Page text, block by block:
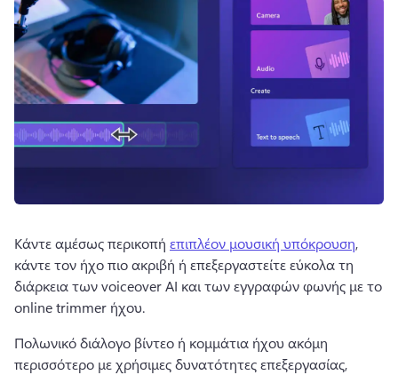
Κάντε αμέσως περικοπή επιπλέον μουσική υπόκρουση,
κάντε τον ήχο πιο ακριβή ή επεξεργαστείτε εύκολα τη
διάρκεια των voiceover AI και των εγγραφών φωνής με το
online trimmer ήχου.
Πολωνικό διάλογο βίντεο ή κομμάτια ήχου ακόμη
περισσότερο με χρήσιμες δυνατότητες επεξεργασίας,